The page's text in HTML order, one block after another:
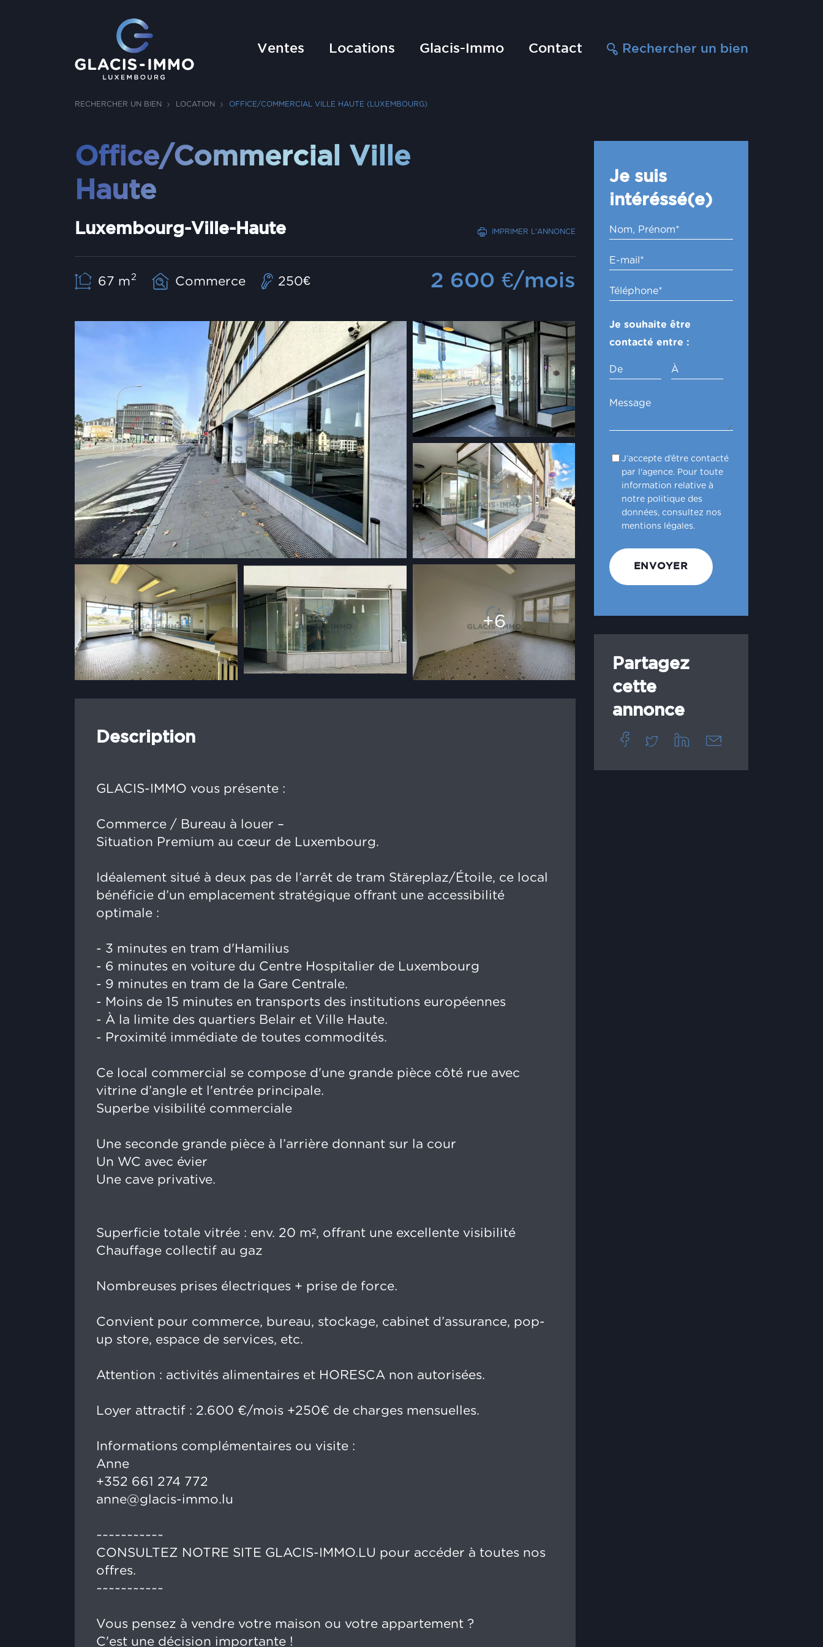
Ventes Locations Glacis-Immo Contact Rechercher un bien
RECHERCHER UN BIEN LOCATION OFFICE/COMMERCIAL VILLE HAUTE (LUXEMBOURG)
Office/Commercial Ville
Haute
Luxembourg-Ville-Haute IMPRIMER L'ANNONCE
67 m2 Commerce 250€ 2 600 €/mois
+6
Description
GLACIS-IMMO vous présente :
Commerce / Bureau à louer –
Situation Premium au cœur de Luxembourg.
Idéalement situé à deux pas de l’arrêt de tram Stäreplaz/Étoile, ce local
bénéficie d’un emplacement stratégique offrant une accessibilité
optimale :
- 3 minutes en tram d'Hamilius
- 6 minutes en voiture du Centre Hospitalier de Luxembourg
- 9 minutes en tram de la Gare Centrale.
- Moins de 15 minutes en transports des institutions européennes
- À la limite des quartiers Belair et Ville Haute.
- Proximité immédiate de toutes commodités.
Ce local commercial se compose d'une grande pièce côté rue avec
vitrine d’angle et l'entrée principale.
Superbe visibilité commerciale
Une seconde grande pièce à l’arrière donnant sur la cour
Un WC avec évier
Une cave privative.
Superficie totale vitrée : env. 20 m², offrant une excellente visibilité
Chauffage collectif au gaz
Nombreuses prises électriques + prise de force.
Convient pour commerce, bureau, stockage, cabinet d’assurance, pop-
up store, espace de services, etc.
Attention : activités alimentaires et HORESCA non autorisées.
Loyer attractif : 2.600 €/mois +250€ de charges mensuelles.
Informations complémentaires ou visite :
Anne
+352 661 274 772
anne@glacis-immo.lu
~~~~~~~~~~~
CONSULTEZ NOTRE SITE GLACIS-IMMO.LU pour accéder à toutes nos
offres.
~~~~~~~~~~~
Vous pensez à vendre votre maison ou votre appartement ?
C'est une décision importante !
Je suis
intéréssé(e)
Je souhaite être
contacté entre :
De À
J’accepte d’être contacté
par l'agence. Pour toute
information relative à
notre politique des
données, consultez nos
mentions légales.
Partagez
cette
annonce